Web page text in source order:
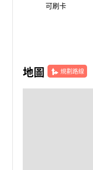
可刷卡
地圖 規劃路線